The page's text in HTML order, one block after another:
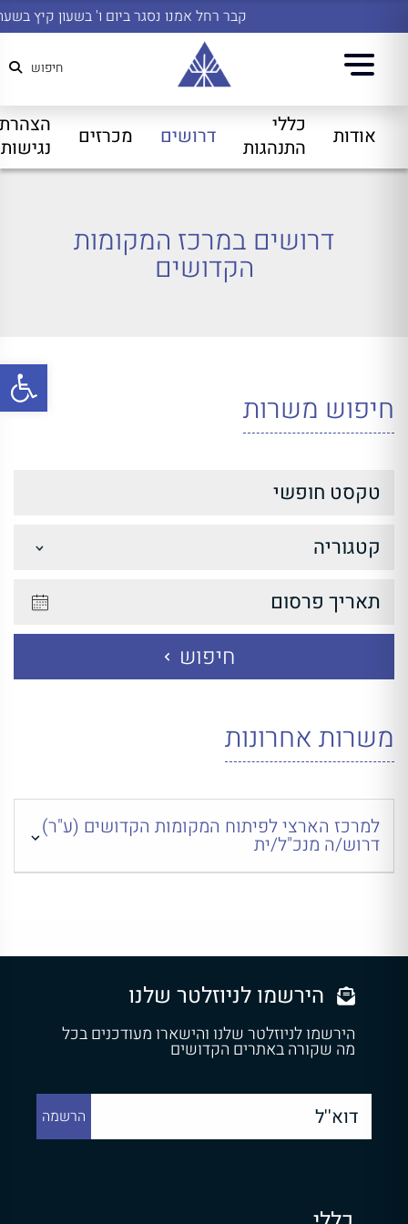
קבר רחל אמנו נסגר ביום ו' בשעון קיץ בשעה
חיפוש
אודות
כללי
התנהגות
דרושים מכרזים
הצהרת
נגישות
דרושים במרכז המקומות
הקדושים
חיפוש משרות
חיפוש
משרות אחרונות
למרכז הארצי לפיתוח המקומות הקדושים (ע"ר)
דרוש/ה מנכ"ל/ית
הירשמו לניוזלטר שלנו
הירשמו לניוזלטר שלנו והישארו מעודכנים בכל
מה שקורה באתרים הקדושים